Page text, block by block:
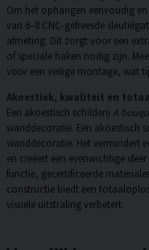
Om het ophangen eenvoudig
van 6–8 CNC-gefreesde
afmeting. Dit zorgt voor een
of speciale haken nodig zijn.
voor een veilige montage, wat
Akoestiek, kwaliteit en
Een akoestisch schilderij A
wanddecoratie. Een akoestisch
wanddecoratie. Het vermindert
en creëert een evenwichtige
functie, gecertificeerde
constructie biedt een
visuele uitstraling verbetert.